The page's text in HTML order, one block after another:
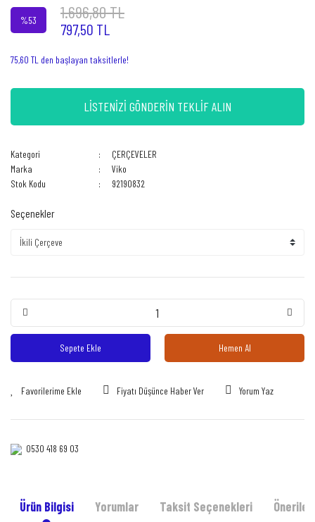
%53 1.696,80 TL
797,50 TL
75,60 TL den başlayan taksitlerle!
LİSTENİZİ GÖNDERİN TEKLİF ALIN
Kategori
ÇERÇEVELER
Marka
Viko
Stok Kodu
92190832
Seçenekler
Sepete Ekle Hemen Al
Fiyatı Düşünce Haber Ver Yorum Yaz
0530 418 69 03‎‎
Ürün Bilgisi Yorumlar Taksit Seçenekleri